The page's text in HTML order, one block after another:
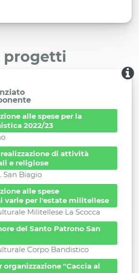
progetti
alle spese per la
2022/23
di attività
e religiose
San Biagio
alle spese
varie per l'estate militellese
Militellese La Scocca
del Santo Patrono San
Corpo Bandistico
"Caccia al